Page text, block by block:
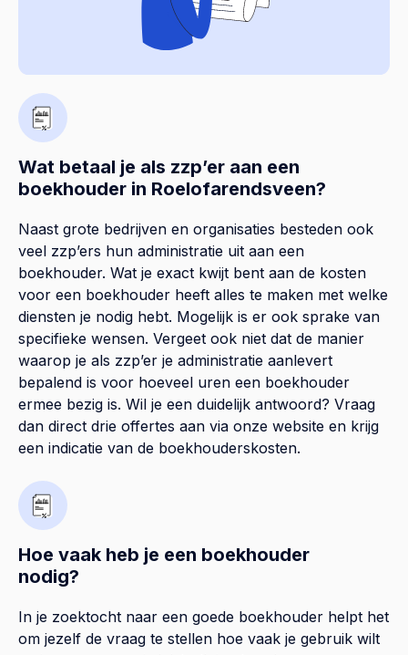
Wat betaal je als zzp’er aan een
boekhouder in Roelofarendsveen?
Naast grote bedrijven en organisaties besteden ook
veel zzp’ers hun administratie uit aan een
boekhouder. Wat je exact kwijt bent aan de kosten
voor een boekhouder heeft alles te maken met welke
diensten je nodig hebt. Mogelijk is er ook sprake van
specifieke wensen. Vergeet ook niet dat de manier
waarop je als zzp’er je administratie aanlevert
bepalend is voor hoeveel uren een boekhouder
ermee bezig is. Wil je een duidelijk antwoord? Vraag
dan direct drie offertes aan via onze website en krijg
een indicatie van de boekhouderskosten.
Hoe vaak heb je een boekhouder
nodig?
In je zoektocht naar een goede boekhouder helpt het
om jezelf de vraag te stellen hoe vaak je gebruik wilt